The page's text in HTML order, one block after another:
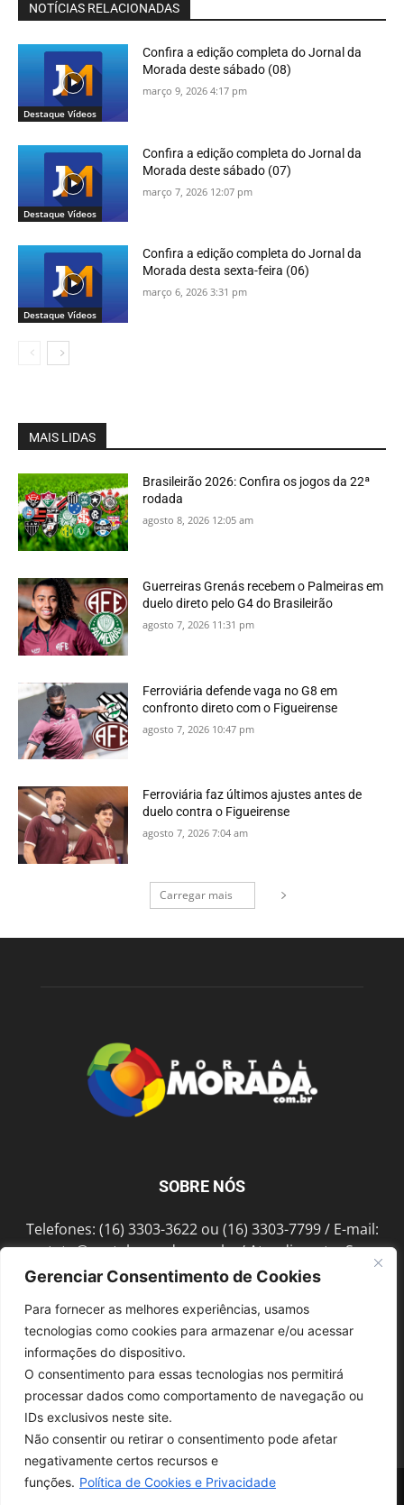
Gerenciar Consentimento de Cookies
Para fornecer as melhores experiências, usamos
tecnologias como cookies para armazenar e/ou acessar
informações do dispositivo.
O consentimento para essas tecnologias nos permitirá
processar dados como comportamento de navegação ou
IDs exclusivos neste site.
Não consentir ou retirar o consentimento pode afetar
negativamente certos recursos e
funções. Política de Cookies e Privacidade
NOTÍCIAS RELACIONADAS
Destaque Vídeos
Confira a edição completa do Jornal da
Morada deste sábado (08)
março 9, 2026 4:17 pm
Destaque Vídeos
Confira a edição completa do Jornal da
Morada deste sábado (07)
março 7, 2026 12:07 pm
Destaque Vídeos
Confira a edição completa do Jornal da
Morada desta sexta-feira (06)
março 6, 2026 3:31 pm
MAIS LIDAS
Brasileirão 2026: Confira os jogos da 22ª
rodada
agosto 8, 2026 12:05 am
Guerreiras Grenás recebem o Palmeiras em
duelo direto pelo G4 do Brasileirão
agosto 7, 2026 11:31 pm
Ferroviária defende vaga no G8 em
confronto direto com o Figueirense
agosto 7, 2026 10:47 pm
Ferroviária faz últimos ajustes antes de
duelo contra o Figueirense
agosto 7, 2026 7:04 am
Carregar mais
SOBRE NÓS
Telefones: (16) 3303-3622 ou (16) 3303-7799 / E-mail:
contato@portalmorada.com.br/ Atendimento: Seg a
Sex das 8h às 18h / Endereço: Av. Bento de Abreu, 889
SIGA-NOS
© 1997-2022, GRUPO ROBERTO MONTORO É proibida a reprodução do